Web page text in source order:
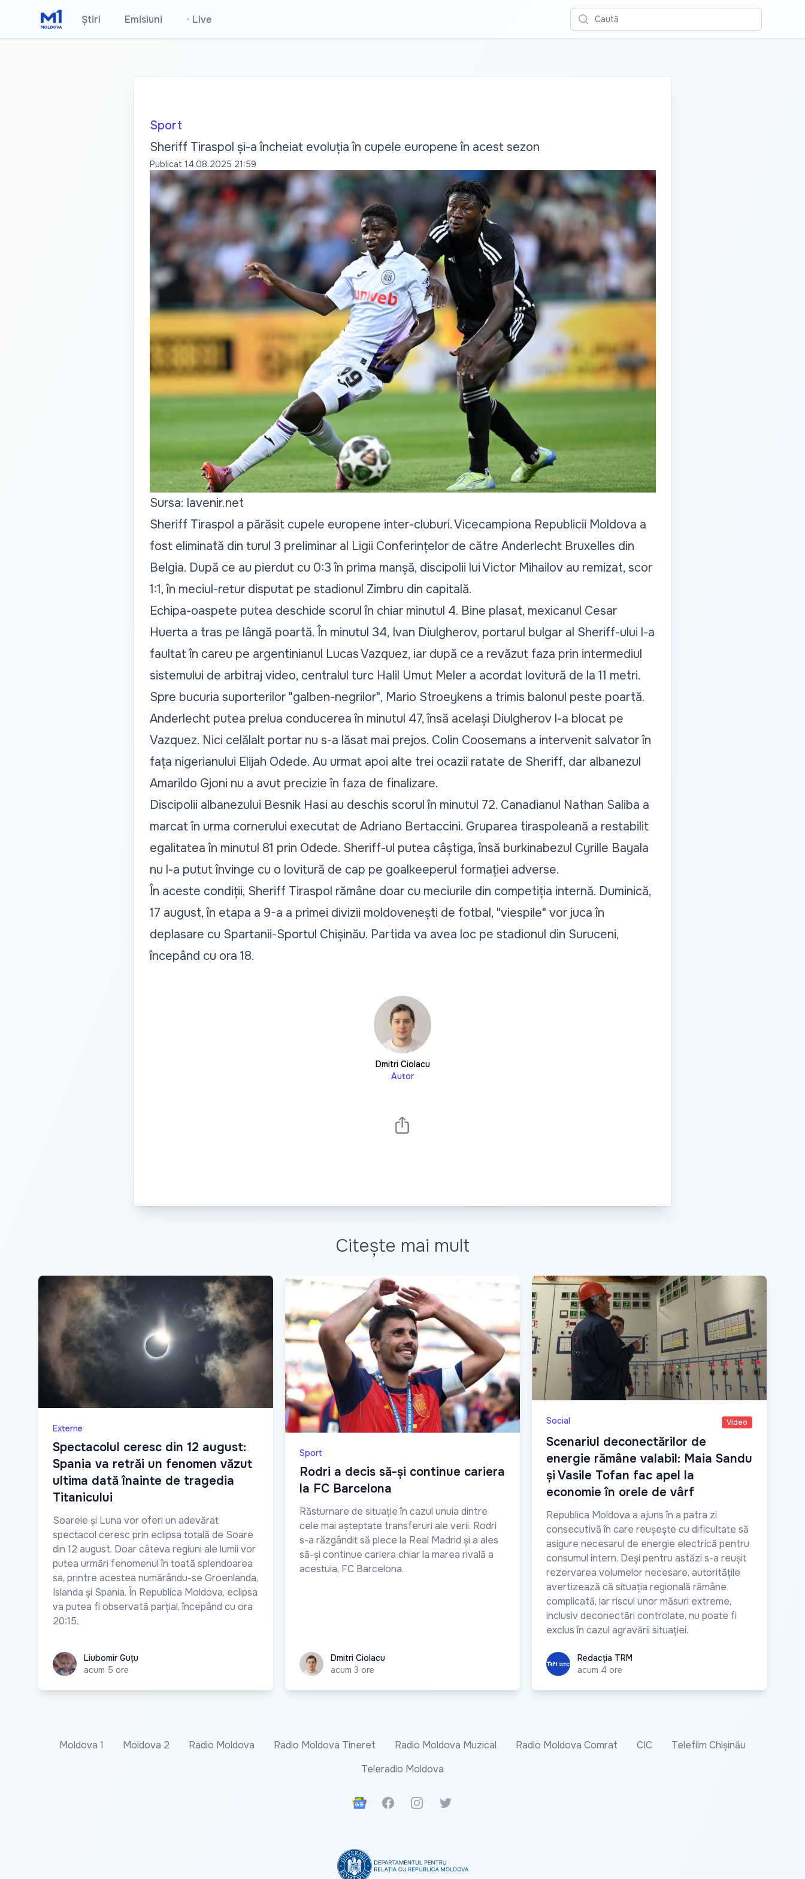
Știri Emisiuni • Live Caută
Sport
Sheriff Tiraspol și-a încheiat evoluția în cupele europene în acest sezon
Publicat 14.08.2025 21:59
Sursa: lavenir.net
Sheriff Tiraspol a părăsit cupele europene inter-cluburi. Vicecampiona Republicii Moldova a
fost eliminată din turul 3 preliminar al Ligii Conferințelor de către Anderlecht Bruxelles din
Belgia. După ce au pierdut cu 0:3 în prima manșă, discipolii lui Victor Mihailov au remizat, scor
1:1, în meciul-retur disputat pe stadionul Zimbru din capitală.
Echipa-oaspete putea deschide scorul în chiar minutul 4. Bine plasat, mexicanul Cesar
Huerta a tras pe lângă poartă. În minutul 34, Ivan Diulgherov, portarul bulgar al Sheriff-ului l-a
faultat în careu pe argentinianul Lucas Vazquez, iar după ce a revăzut faza prin intermediul
sistemului de arbitraj video, centralul turc Halil Umut Meler a acordat lovitură de la 11 metri.
Spre bucuria suporterilor "galben-negrilor", Mario Stroeykens a trimis balonul peste poartă.
Anderlecht putea prelua conducerea în minutul 47, însă același Diulgherov l-a blocat pe
Vazquez. Nici celălalt portar nu s-a lăsat mai prejos. Colin Coosemans a intervenit salvator în
fața nigerianului Elijah Odede. Au urmat apoi alte trei ocazii ratate de Sheriff, dar albanezul
Amarildo Gjoni nu a avut precizie în faza de finalizare.
Discipolii albanezului Besnik Hasi au deschis scorul în minutul 72. Canadianul Nathan Saliba a
marcat în urma cornerului executat de Adriano Bertaccini. Gruparea tiraspoleană a restabilit
egalitatea în minutul 81 prin Odede. Sheriff-ul putea câștiga, însă burkinabezul Cyrille Bayala
nu l-a putut învinge cu o lovitură de cap pe goalkeeperul formației adverse.
În aceste condiții, Sheriff Tiraspol rămâne doar cu meciurile din competiția internă. Duminică,
17 august, în etapa a 9-a a primei divizii moldovenești de fotbal, "viespile" vor juca în
deplasare cu Spartanii-Sportul Chișinău. Partida va avea loc pe stadionul din Suruceni,
începând cu ora 18.
Dmitri Ciolacu
Autor
Citește mai mult
Externe
Spectacolul ceresc din 12 august:
Spania va retrăi un fenomen văzut
ultima dată înainte de tragedia
Titanicului
Soarele și Luna vor oferi un adevărat
spectacol ceresc prin eclipsa totală de Soare
din 12 august. Doar câteva regiuni ale lumii vor
putea urmări fenomenul în toată splendoarea
sa, printre acestea numărându-se Groenlanda,
Islanda și Spania. În Republica Moldova, eclipsa
va putea fi observată parțial, începând cu ora
20:15.
Liubomir Guțu
Liubomir Guțu
acum 5 ore
Sport
Rodri a decis să-și continue cariera
la FC Barcelona
Răsturnare de situație în cazul unuia dintre
cele mai așteptate transferuri ale verii. Rodri
s-a răzgândit să plece la Real Madrid și a ales
să-și continue cariera chiar la marea rivală a
acestuia, FC Barcelona.
Dmitri Ciolacu
Dmitri Ciolacu
acum 3 ore
Social Video
Scenariul deconectărilor de
energie rămâne valabil: Maia Sandu
și Vasile Tofan fac apel la
economie în orele de vârf
Republica Moldova a ajuns în a patra zi
consecutivă în care reușește cu dificultate să
asigure necesarul de energie electrică pentru
consumul intern. Deși pentru astăzi s-a reușit
rezervarea volumelor necesare, autoritățile
avertizează că situația regională rămâne
complicată, iar riscul unor măsuri extreme,
inclusiv deconectări controlate, nu poate fi
exclus în cazul agravării situației.
Redacția TRM
Redacția TRM
acum 4 ore
Moldova 1 Moldova 2 Radio Moldova Radio Moldova Tineret Radio Moldova Muzical Radio Moldova Comrat CIC
Telefilm Chișinău
Teleradio Moldova
Google News
FacebookInstagramTwitter